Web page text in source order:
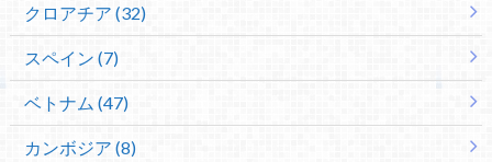
クロアチア (32)
スペイン (7)
ベトナム (47)
カンボジア (8)